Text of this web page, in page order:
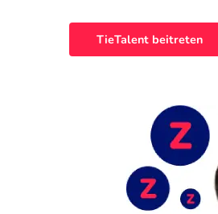
TieTalent beitreten